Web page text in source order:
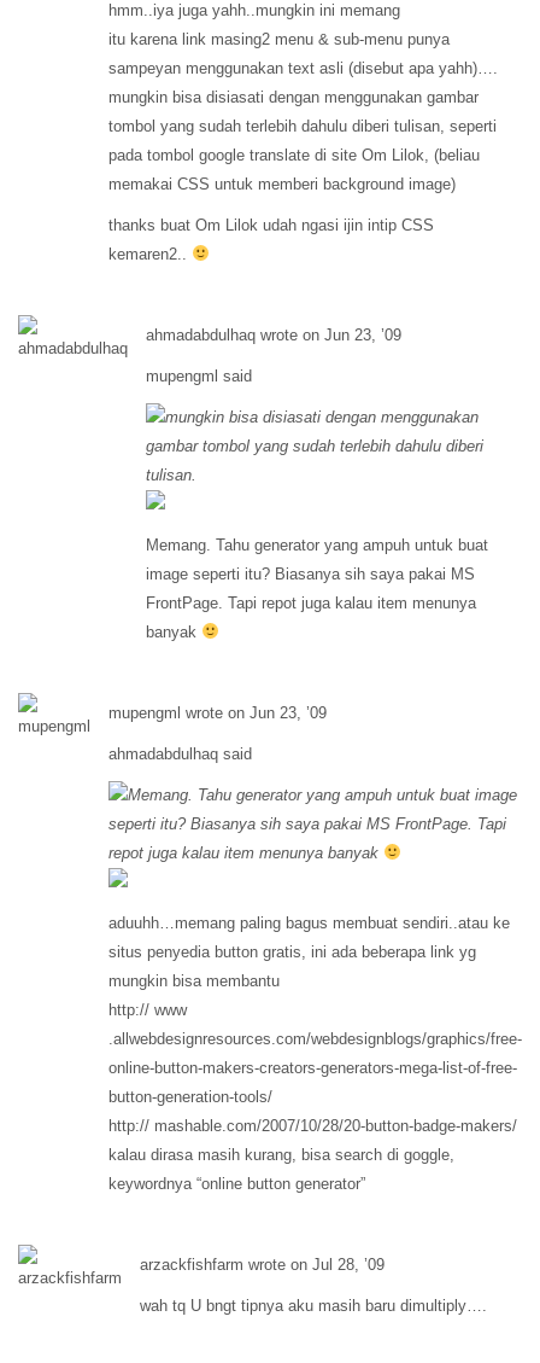
hmm..iya juga yahh..mungkin ini memang
itu karena link masing2 menu & sub-menu punya
sampeyan menggunakan text asli (disebut apa yahh)….
mungkin bisa disiasati dengan menggunakan gambar
tombol yang sudah terlebih dahulu diberi tulisan, seperti
pada tombol google translate di site Om Lilok, (beliau
memakai CSS untuk memberi background image)
thanks buat Om Lilok udah ngasi ijin intip CSS
kemaren2..
ahmadabdulhaq wrote on Jun 23, ’09
mupengml said
mungkin bisa disiasati dengan menggunakan
gambar tombol yang sudah terlebih dahulu diberi
tulisan.
Memang. Tahu generator yang ampuh untuk buat
image seperti itu? Biasanya sih saya pakai MS
FrontPage. Tapi repot juga kalau item menunya
banyak
mupengml wrote on Jun 23, ’09
ahmadabdulhaq said
Memang. Tahu generator yang ampuh untuk buat image
seperti itu? Biasanya sih saya pakai MS FrontPage. Tapi
repot juga kalau item menunya banyak
aduuhh…memang paling bagus membuat sendiri..atau ke
situs penyedia button gratis, ini ada beberapa link yg
mungkin bisa membantu
http:// www
.allwebdesignresources.com/webdesignblogs/graphics/free-
online-button-makers-creators-generators-mega-list-of-free-
button-generation-tools/
http:// mashable.com/2007/10/28/20-button-badge-makers/
kalau dirasa masih kurang, bisa search di goggle,
keywordnya “online button generator”
arzackfishfarm wrote on Jul 28, ’09
wah tq U bngt tipnya aku masih baru dimultiply….